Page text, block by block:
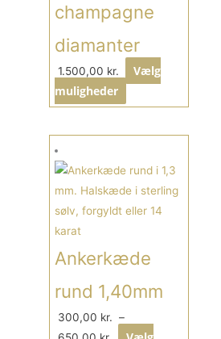
champagne
diamanter
1.500,00 kr.
Vælg
muligheder
Ankerkæde
rund 1,40mm
300,00 kr. –
300,00 kr.
til
650,00 kr.
vare
har
flere
kan
vælges
varesiden